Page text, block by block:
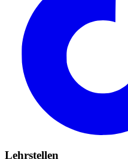
Lehrstellen